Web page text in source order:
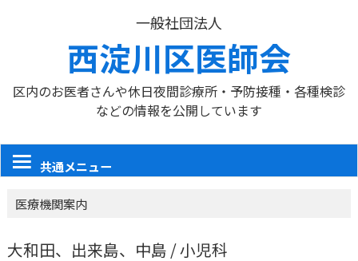
一般社団法人
西淀川区医師会
区内のお医者さんや休日夜間診療所・予防接種・各種検診
などの情報を公開しています
共通メニュー
医療機関案内
大和田、出来島、中島 / 小児科